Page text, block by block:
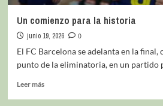
Un comienzo para la historia
junio 19, 2026
0
El FC Barcelona se adelanta en la
punto de la eliminatoria, en un partido
Leer más